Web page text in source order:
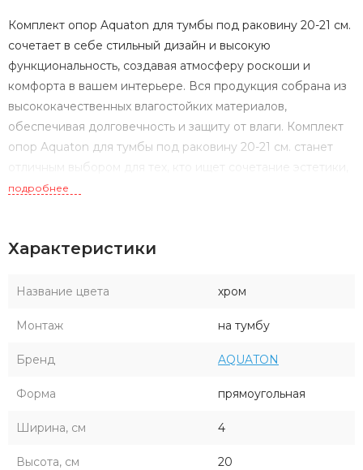
Комплект опор Aquaton для тумбы под раковину 20-21 см.
сочетает в себе стильный дизайн и высокую
функциональность, создавая атмосферу роскоши и
комфорта в вашем интерьере. Вся продукция собрана из
высококачественных влагостойких материалов,
обеспечивая долговечность и защиту от влаги. Комплект
опор Aquaton для тумбы под раковину 20-21 см. станет
отличным выбором для тех, кто ищет сочетание эстетики,
практичности и высокого качества в оформлении ванной
подробнее
Характеристики
Название цвета хром
Монтаж на тумбу
Бренд AQUATON
Форма прямоугольная
Ширина, см 4
Высота, см 20